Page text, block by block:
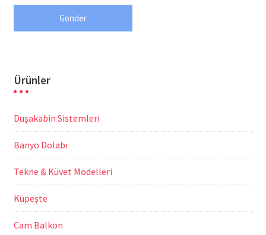
Ürünler
Duşakabin Sistemleri
Banyo Dolabı
Tekne & Küvet Modelleri
Küpeşte
Cam Balkon